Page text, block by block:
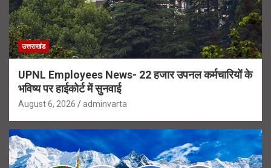
उत्तराखंड
UPNL Employees News- 22 हजार उपनल कर्मचारियों के
भविष्य पर हाईकोर्ट में सुनवाई
August 6, 2026 adminvarta